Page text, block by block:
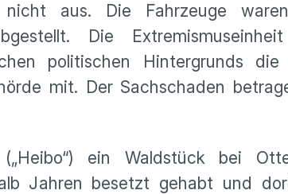
nicht aus. Die Fahrzeuge
Die
politischen Hintergrunds die
mit. Der Sachschaden
ein Waldstück bei
Jahren besetzt gehabt und